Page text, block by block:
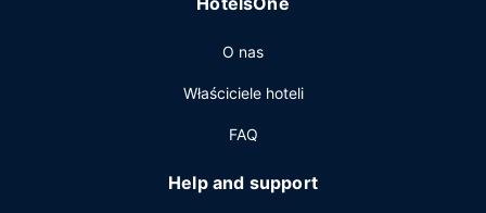
O nas
Właściciele hoteli
FAQ
Help and support